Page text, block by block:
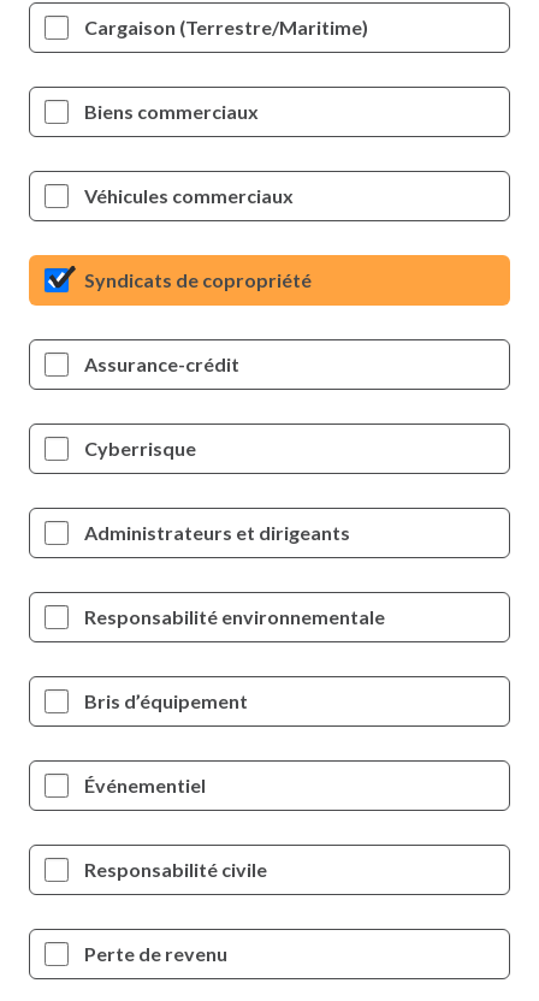
Cargaison (Terrestre/Maritime)
Biens commerciaux
Véhicules commerciaux
Syndicats de copropriété
Assurance-crédit
Cyberrisque
Administrateurs et dirigeants
Responsabilité environnementale
Bris d’équipement
Événementiel
Responsabilité civile
Perte de revenu